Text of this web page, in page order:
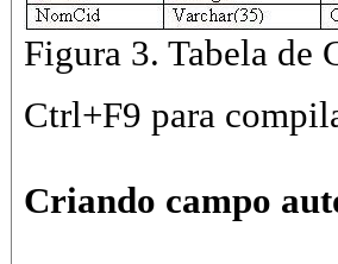
Figura 3. Tabela de
Ctrl+F9 para
Criando campo